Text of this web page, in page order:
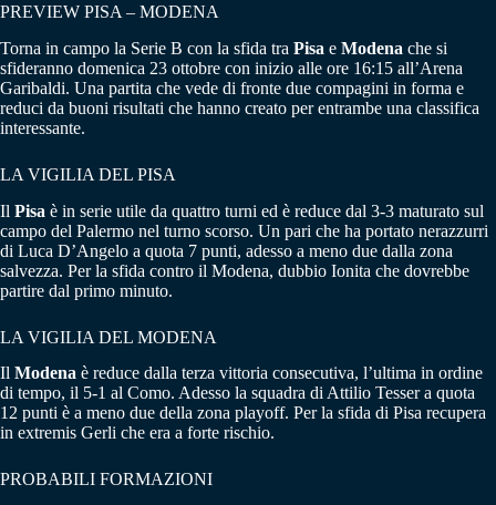
PREVIEW PISA – MODENA
Torna in campo la Serie B con la sfida tra Pisa e Modena che si
sfideranno domenica 23 ottobre con inizio alle ore 16:15 all’Arena
Garibaldi. Una partita che vede di fronte due compagini in forma e
reduci da buoni risultati che hanno creato per entrambe una classifica
interessante.
LA VIGILIA DEL PISA
Il Pisa è in serie utile da quattro turni ed è reduce dal 3-3 maturato sul
campo del Palermo nel turno scorso. Un pari che ha portato nerazzurri
di Luca D’Angelo a quota 7 punti, adesso a meno due dalla zona
salvezza. Per la sfida contro il Modena, dubbio Ionita che dovrebbe
partire dal primo minuto.
LA VIGILIA DEL MODENA
Il Modena è reduce dalla terza vittoria consecutiva, l’ultima in ordine
di tempo, il 5-1 al Como. Adesso la squadra di Attilio Tesser a quota
12 punti è a meno due della zona playoff. Per la sfida di Pisa recupera
in extremis Gerli che era a forte rischio.
PROBABILI FORMAZIONI